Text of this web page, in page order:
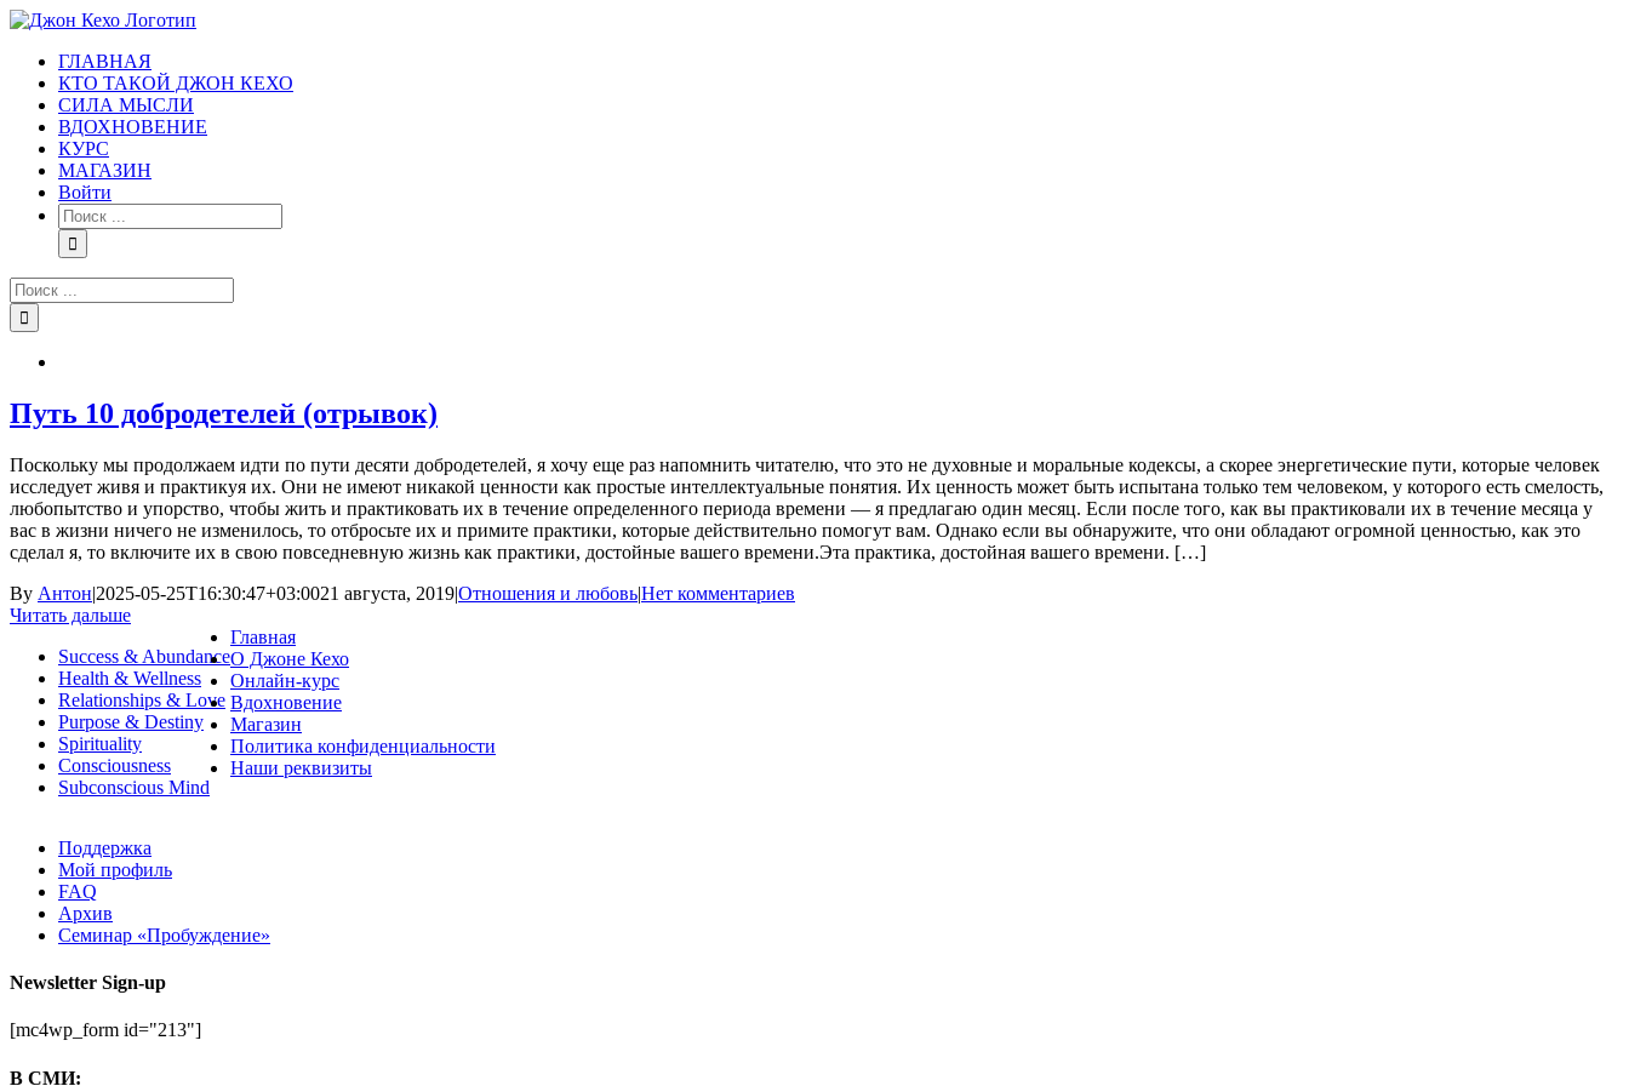
Skip
contentГЛАВНАЯ
КТО ТАКОЙ ДЖОН КЕХО
СИЛА МЫСЛИ
ВДОХНОВЕНИЕ
КУРС
МАГАЗИН
Войти
Результат
поиска:
Результат
поиска:
Путь 10 добродетелей (отрывок)
Поскольку мы продолжаем идти по пути десяти добродетелей, я хочу еще раз напомнить читателю, что это не духовные и моральные кодексы, а скорее энергетические пути, которые человек
исследует живя и практикуя их. Они не имеют никакой ценности как простые интеллектуальные понятия. Их ценность может быть испытана только тем человеком, у которого есть смелость,
любопытство и упорство, чтобы жить и практиковать их в течение определенного периода времени — я предлагаю один месяц. Если после того, как вы практиковали их в течение месяца у
вас в жизни ничего не изменилось, то отбросьте их и примите практики, которые действительно помогут вам. Однако если вы обнаружите, что они обладают огромной ценностью, как это
сделал я, то включите их в свою повседневную жизнь как практики, достойные вашего времени.Эта практика, достойная вашего времени. […]
By Антон|2025-05-25T16:30:47+03:0021 августа, 2019|Отношения и любовь|Нет комментариев
Читать дальше
Success & Abundance
Health & Wellness
Relationships & Love
Purpose & Destiny
Spirituality
Consciousness
Subconscious Mind
Главная
О Джоне Кехо
Онлайн-курс
Вдохновение
Магазин
Политика конфиденциальности
Наши реквизиты
Поддержка
Мой профиль
FAQ
Архив
Семинар «Пробуждение»
Newsletter Sign-up
[mc4wp_form id="213"]
В СМИ: